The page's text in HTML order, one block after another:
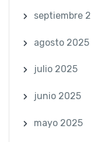
septiembre
agosto 2025
julio 2025
junio 2025
mayo 2025